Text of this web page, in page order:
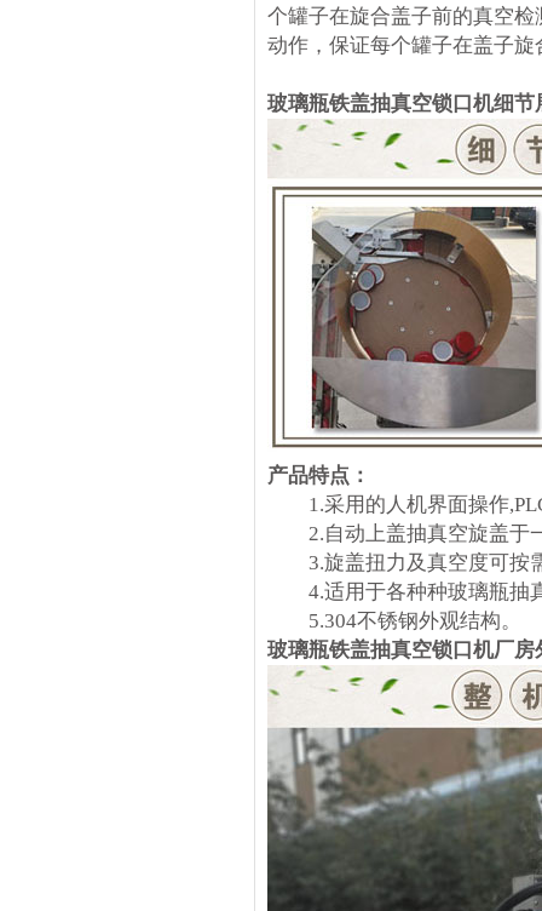
个罐子在旋合盖子前的真空
动作，保证每个罐子在盖子
玻璃瓶铁盖抽真空锁口机细节
产品特点：
1.采用的人机界面操作
2.自动上盖抽真空旋盖于
3.旋盖扭力及真空度可按
4.适用于各种种玻璃瓶抽
5.304不锈钢外观结构。
玻璃瓶铁盖抽真空锁口机厂房